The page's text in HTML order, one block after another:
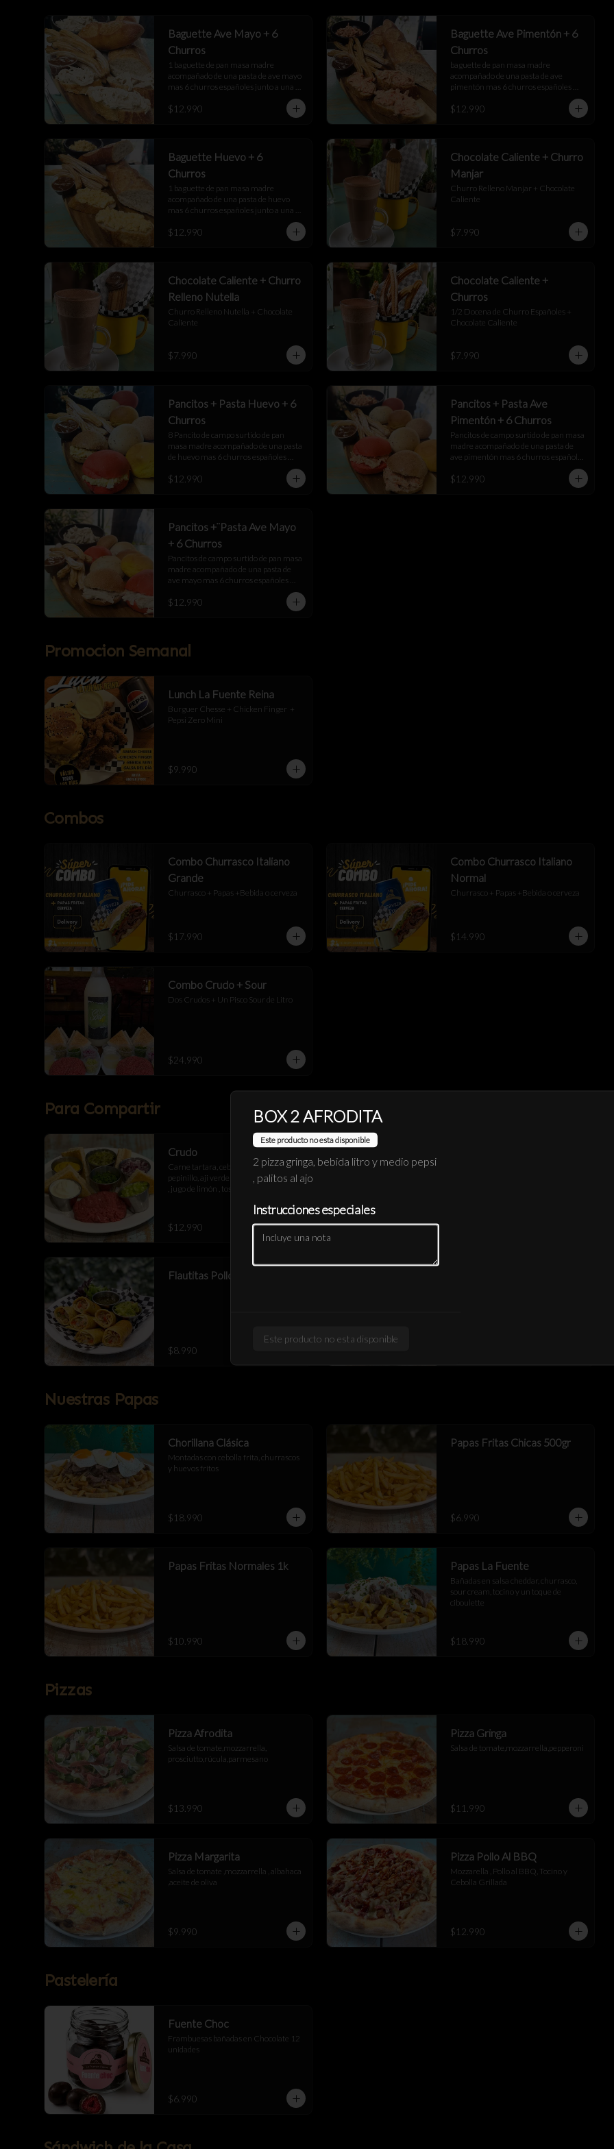
Baguette Ave Mayo + 6
Churros
1 baguette de pan masa madre
acompañado de una pasta de ave mayo
mas 6 churros españoles junto a una
$12.990
Baguette Ave Pimentón + 6
Churros
baguette de pan masa madre
acompañado de una pasta de ave
pimentón mas 6 churros españoles
$12.990
Baguette Huevo + 6
Churros
1 baguette de pan masa madre
acompañado de una pasta de huevo
mas 6 churros españoles junto a una
$12.990
Chocolate Caliente + Churro
Manjar
Churro Relleno Manjar + Chocolate
Caliente
$7.990
Chocolate Caliente + Churro
Relleno Nutella
Churro Relleno Nutella + Chocolate
Caliente
$7.990
Chocolate Caliente +
Churros
1/2 Docena de Churro Españoles +
Chocolate Caliente
$7.990
Pancitos + Pasta Huevo + 6
Churros
8 Pancito de campo surtido de pan
masa madre acompañado de una pasta
de huevo mas 6 churros españoles
$12.990
Pancitos + Pasta Ave
Pimentón + 6 Churros
Pancitos de campo surtido de pan masa
madre acompañado de una pasta de
ave pimentón mas 6 churros españoles
$12.990
Pancitos +¨Pasta Ave Mayo
+ 6 Churros
Pancitos de campo surtido de pan masa
madre acompañado de una pasta de
ave mayo mas 6 churros españoles
$12.990
Promocion Semanal
Lunch La Fuente Reina
Burguer Chesse + Chicken Finger  +
Pepsi Zero Mini
$9.990
Combos
Combo Churrasco Italiano
Grande
Churrasco + Papas +Bebida o cerveza
$17.990
Combo Churrasco Italiano
Normal
Churrasco + Papas +Bebida o cerveza
$14.990
Combo Crudo + Sour
Dos Crudos + Un Pisco Sour de Litro
$24.990
Para Compartir
Crudo
Carne tartara, cebolla morada ,
pepinillo, aji verde , mostaza , mayonesa
, jugo de limón , tostadas de pan
$12.990
Flautitas Pollo Bbq 6 Cortes
$8.990
Nuestras Papas
Chorillana Clásica
Montadas con cebolla frita, churrascos
y huevos fritos
$18.990
Papas Fritas Chicas 500gr
$6.990
Papas Fritas Normales 1k
$10.990
Papas La Fuente
Bañadas en salsa cheddar, churrasco,
sour cream, tocino y un toque de
ciboulette
$18.990
Pizzas
Pizza Afrodita
Salsa de tomate,mozzarrella,
prosciutto,rúcula,parmesano
$13.990
Pizza Gringa
Salsa de tomate,mozzarrella,pepperoni
$11.990
Pizza Margarita
Salsa de tomate ,mozzarrella , albahaca
,aceite de oliva
$9.990
Pizza Pollo Al BBQ
Mozzarella , Pollo al BBQ, Tocino y
Cebolla Grillada
$12.990
Pastelería
Fuente Choc
Frambuesas bañadas en Chocolate 12
unidades
$6.990
BOX 2 AFRODITA
Este producto no esta disponible
2 pizza gringa, bebida litro y medio pepsi
, palitos al ajo
Instrucciones especiales
Este producto no esta disponible